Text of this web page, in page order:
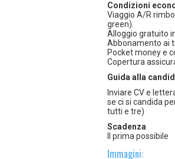
Condizioni
Viaggio A/R
green).
Alloggio gratuito
Abbonamento ai
Pocket money e
Copertura
Guida alla
Inviare CV e
se ci si candida
tutti e tre)
Scadenza
Il prima possibile
Immagini: